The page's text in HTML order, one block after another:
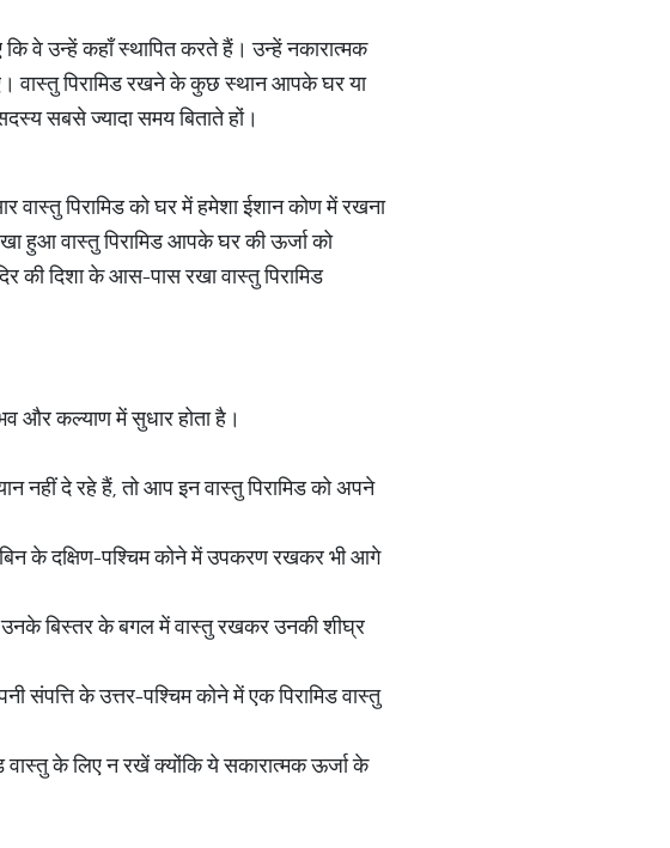
कि वे उन्हें कहाँ स्थापित करते हैं। उन्हें नकारात्मक
वास्तु पिरामिड रखने के कुछ स्थान आपके घर या
सबसे ज्यादा समय बिताते हों।
वास्तु पिरामिड को घर में हमेशा ईशान कोण में रखना
हुआ वास्तु पिरामिड आपके घर की ऊर्जा को
की दिशा के आस-पास रखा वास्तु पिरामिड
और कल्याण में सुधार होता है।
नहीं दे रहे हैं, तो आप इन वास्तु पिरामिड को अपने
के दक्षिण-पश्चिम कोने में उपकरण रखकर भी आगे
उनके बिस्तर के बगल में वास्तु रखकर उनकी शीघ्र
संपत्ति के उत्तर-पश्चिम कोने में एक पिरामिड वास्तु
वास्तु के लिए न रखें क्योंकि ये सकारात्मक ऊर्जा के